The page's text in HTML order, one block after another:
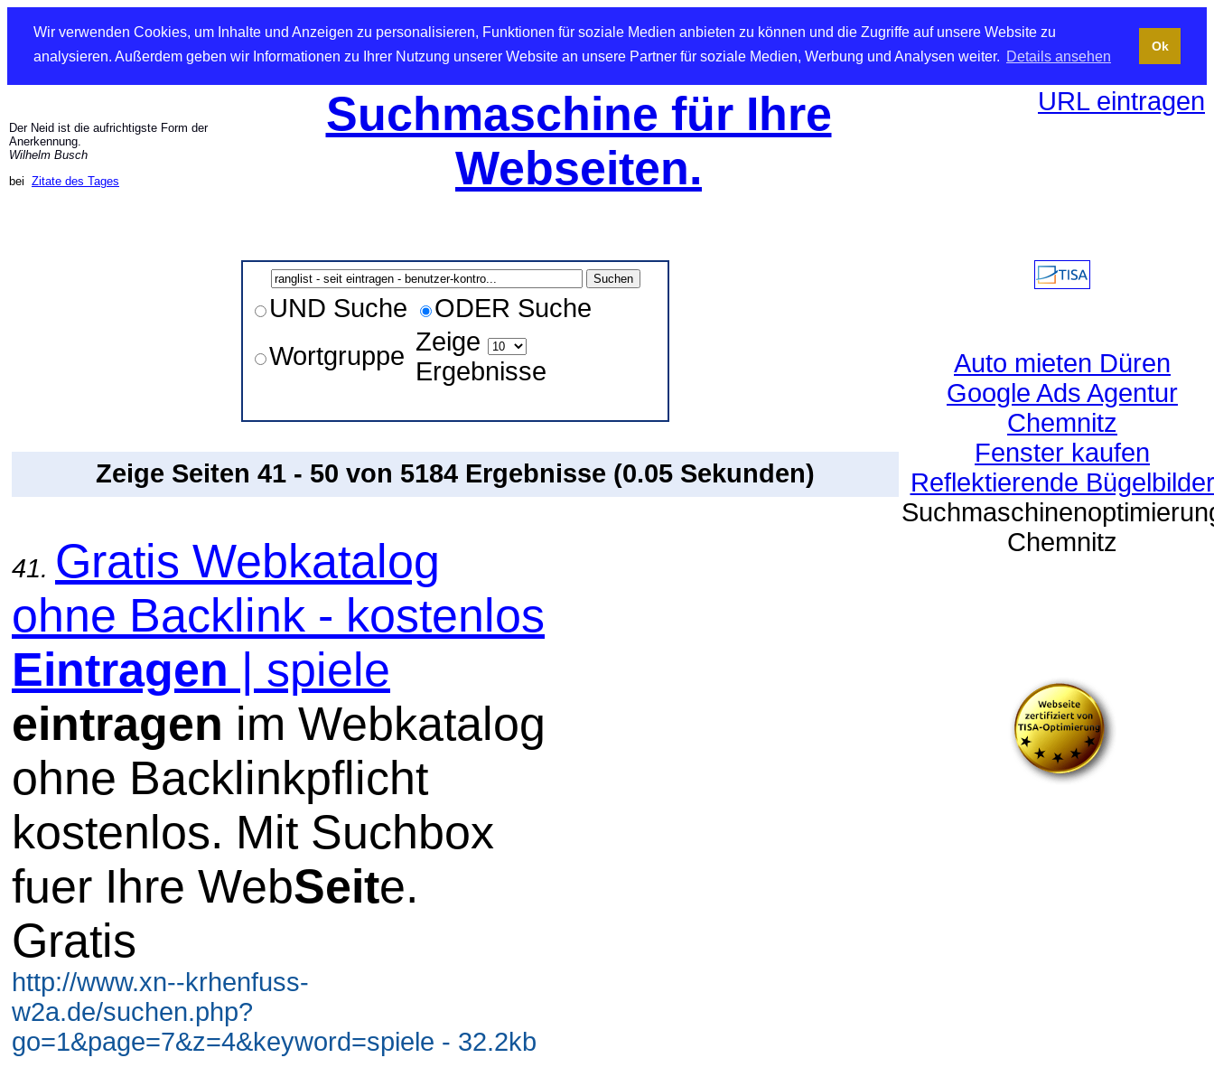
Wir verwenden Cookies, um Inhalte und Anzeigen zu personalisieren, Funktionen für soziale Medien anbieten zu können und die Zugriffe auf unsere Website zu
analysieren. Außerdem geben wir Informationen zu Ihrer Nutzung unserer Website an unsere Partner für soziale Medien, Werbung und Analysen weiter. Details ansehen
Ok
Der Neid ist die aufrichtigste Form der
Anerkennung.
Wilhelm Busch
bei Zitate des Tages
Suchmaschine für Ihre
Webseiten.
URL eintragen
UND Suche
ODER Suche
Wortgruppe Zeige
Ergebnisse
Zeige Seiten 41 - 50 von 5184 Ergebnisse (0.05 Sekunden)
41. Gratis Webkatalog
ohne Backlink - kostenlos
Eintragen | spiele
eintragen im Webkatalog
ohne Backlinkpflicht
kostenlos. Mit Suchbox
fuer Ihre WebSeite.
Gratis
http://www.xn--krhenfuss-
w2a.de/suchen.php?
go=1&page=7&z=4&keyword=spiele - 32.2kb
Auto mieten Düren
Google Ads Agentur
Chemnitz
Fenster kaufen
Reflektierende Bügelbilder
Chemnitz